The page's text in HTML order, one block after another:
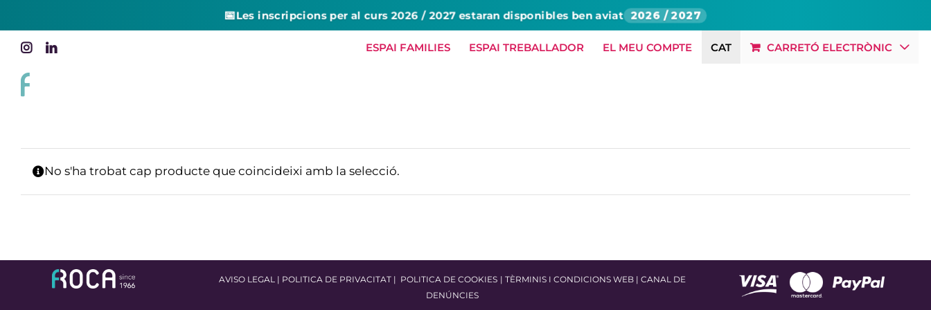
📅Les inscripcions per al curs 2026 / 2027 estaran disponibles ben aviat 2026 / 2027
content
InstagramLinkedIn ESPAI FAMILIES ESPAI TREBALLADOR EL MEU COMPTE CAT CARRETÓ ELECTRÒNIC
No s'ha trobat cap producte que coincideixi amb la selecció.
AVISO LEGAL | POLITICA DE PRIVACITAT | POLITICA DE COOKIES | TÈRMINIS I CONDICIONS WEB |CANAL DE
DENÚNCIES